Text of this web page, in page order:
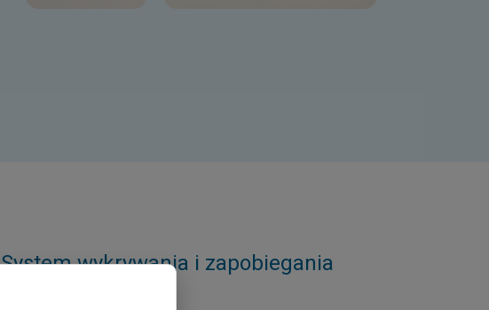
System wykrywania i zapobiegania